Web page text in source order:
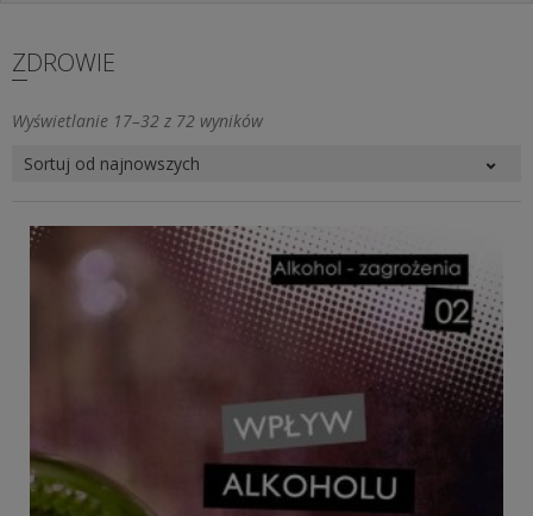
ZDROWIE
Wyświetlanie 17–32 z 72 wynikówPosortowane